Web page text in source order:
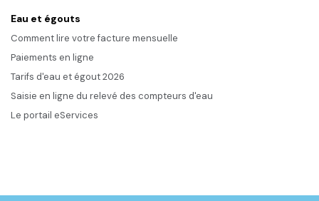
Eau et égouts
Comment lire votre facture mensuelle
Paiements en ligne
Tarifs d'eau et égout 2026
Saisie en ligne du relevé des compteurs d'eau
Le portail eServices